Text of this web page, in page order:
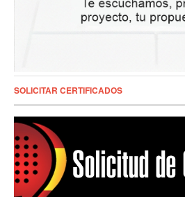
SOLICITAR CERTIFICADOS